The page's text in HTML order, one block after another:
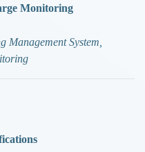
Monitoring
Management System